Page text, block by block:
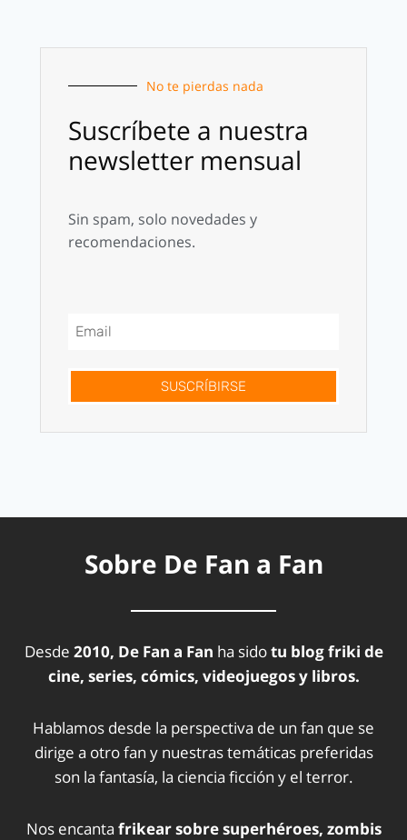
No te pierdas nada
Suscríbete a nuestra
newsletter mensual
Sin spam, solo novedades y
recomendaciones.
SUSCRÍBIRSE
Sobre De Fan a Fan
Desde 2010, De Fan a Fan ha sidotu blog friki de
cine, series, cómics, videojuegos y libros.
Hablamos desde la perspectiva de un fan que se
dirige a otro fan y nuestras temáticas preferidas
son la fantasía, la ciencia ficción y el terror.
Nos encanta frikear sobre superhéroes, zombis